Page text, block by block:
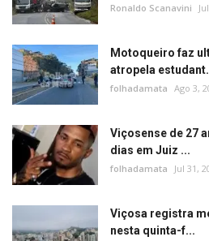
Ronaldo Scanavini
Motoqueiro faz
atropela
folhadamata Ago 3,
Viçosense de 27
dias em Juiz ...
folhadamata Jul 31,
Viçosa registra
nesta quinta-f...